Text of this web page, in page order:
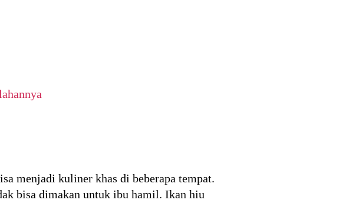
menjadi kuliner khas di beberapa tempat.
bisa dimakan untuk ibu hamil. Ikan hiu